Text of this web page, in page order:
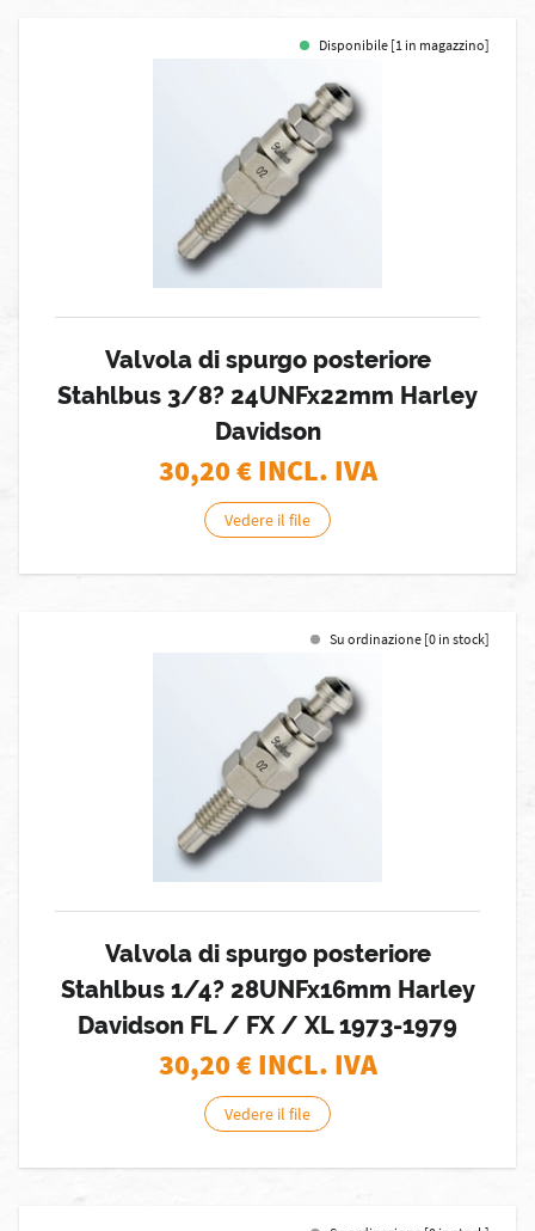
Disponibile [1 in magazzino]
Valvola di spurgo posteriore
Stahlbus 3/8? 24UNFx22mm Harley
Davidson
30,20€ INCL. IVA
Vedere il file
Su ordinazione [0 in stock]
Valvola di spurgo posteriore
Stahlbus 1/4? 28UNFx16mm Harley
Davidson FL / FX / XL 1973-1979
30,20€ INCL. IVA
Vedere il file